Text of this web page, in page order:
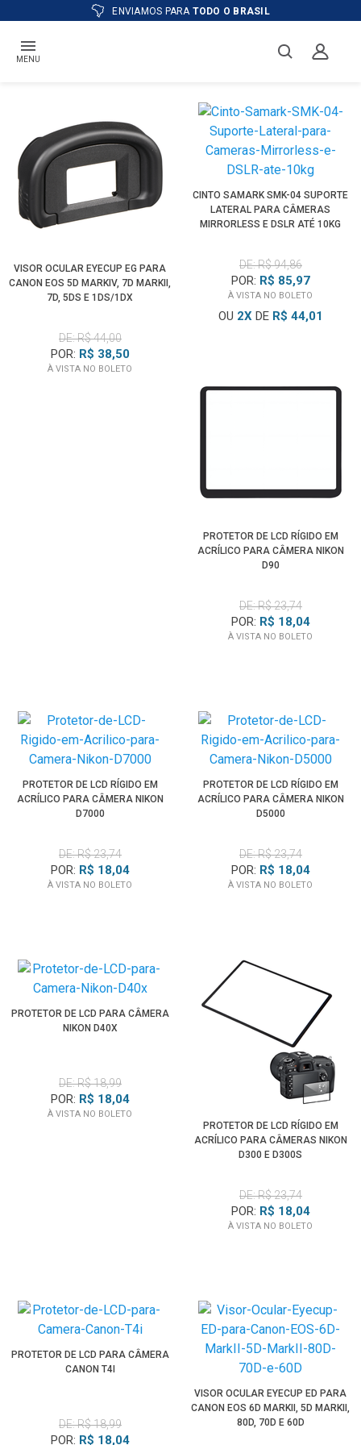
ATÉ12XE PREÇO ESPECIAL NO BOLETO
MENU
VISOR OCULAR EYECUP EG PARA
CANON EOS 5D MARKIV, 7D MARKII,
7D, 5DS E 1DS/1DX
DE: R$ 44,00
POR: R$ 38,50
À VISTA NO BOLETO
CINTO SAMARK SMK-04 SUPORTE
LATERAL PARA CÂMERAS
MIRRORLESS E DSLR ATÉ 10KG
DE: R$ 94,86
POR: R$ 85,97
À VISTA NO BOLETO
OU 2XDE R$ 44,01
PROTETOR DE LCD RÍGIDO EM
ACRÍLICO PARA CÂMERA NIKON
D90
DE: R$ 23,74
POR: R$ 18,04
À VISTA NO BOLETO
PROTETOR DE LCD RÍGIDO EM
ACRÍLICO PARA CÂMERA NIKON
D7000
DE: R$ 23,74
POR: R$ 18,04
À VISTA NO BOLETO
PROTETOR DE LCD RÍGIDO EM
ACRÍLICO PARA CÂMERA NIKON
D5000
DE: R$ 23,74
POR: R$ 18,04
À VISTA NO BOLETO
PROTETOR DE LCD PARA CÂMERA
NIKON D40X
DE: R$ 18,99
POR: R$ 18,04
À VISTA NO BOLETO
PROTETOR DE LCD RÍGIDO EM
ACRÍLICO PARA CÂMERAS NIKON
D300 E D300S
DE: R$ 23,74
POR: R$ 18,04
À VISTA NO BOLETO
PROTETOR DE LCD PARA CÂMERA
CANON T4I
DE: R$ 18,99
POR: R$ 18,04
VISOR OCULAR EYECUP ED PARA
CANON EOS 6D MARKII, 5D MARKII,
80D, 70D E 60D